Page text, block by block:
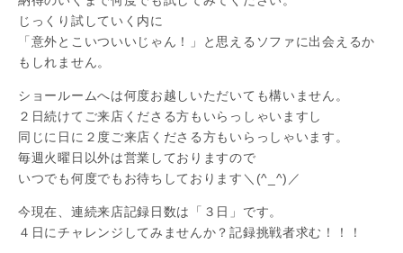
じっくり試していく内に
「意外とこいついいじゃん！」と思えるソファに出会えるか
もしれません。
ショールームへは何度お越しいただいても構いません。
２日続けてご来店くださる方もいらっしゃいますし
同じに日に２度ご来店くださる方もいらっしゃいます。
毎週火曜日以外は営業しておりますので
いつでも何度でもお待ちしております＼(^_^)／
今現在、連続来店記録日数は「３日」です。
４日にチャレンジしてみませんか？記録挑戦者求む！！！